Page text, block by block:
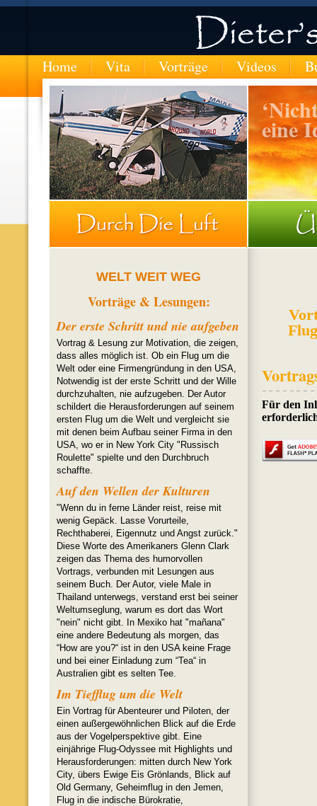
Home Vita Vorträge Videos
eine
WELT WEIT WEG
Vorträge& Lesungen:
Der erste Schritt und nie aufgeben
Vortrag & Lesung zur Motivation, die zeigen,
dass alles möglich ist. Ob ein Flug um die
Welt oder eine Firmengründung in den USA,
Notwendig ist der erste Schritt und der Wille
durchzuhalten, nie aufzugeben. Der Autor
schildert die Herausforderungen auf seinem
ersten Flug um die Welt und vergleicht sie
mit denen beim Aufbau seiner Firma in den
USA, wo er in New York City "Russisch
Roulette" spielte und den Durchbruch
schaffte.
Auf den Wellen der Kulturen
"Wenn du in ferne Länder reist, reise mit
wenig Gepäck. Lasse Vorurteile,
Rechthaberei, Eigennutz und Angst zurück."
Diese Worte des Amerikaners Glenn Clark
zeigen das Thema des humorvollen
Vortrags, verbunden mit Lesungen aus
seinem Buch. Der Autor, viele Male in
Thailand unterwegs, verstand erst bei seiner
Weltumseglung, warum es dort das Wort
"nein" nicht gibt. In Mexiko hat "mañana"
eine andere Bedeutung als morgen, das
“How are you?“ ist in den USA keine Frage
und bei einer Einladung zum “Tea“ in
Australien gibt es selten Tee.
Im Tiefflug um die Welt
Ein Vortrag für Abenteurer und Piloten, der
einen außergewöhnlichen Blick auf die Erde
aus der Vogelperspektive gibt. Eine
einjährige Flug-Odyssee mit Highlights und
Herausforderungen: mitten durch New York
City, übers Ewige Eis Grönlands, Blick auf
Old Germany, Geheimflug in den Jemen,
Flug in die indische Bürokratie,